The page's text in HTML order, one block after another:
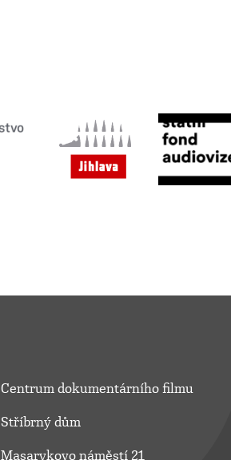
Centrum dokumentárního filmu
Stříbrný dům
Masarykovo náměstí 21